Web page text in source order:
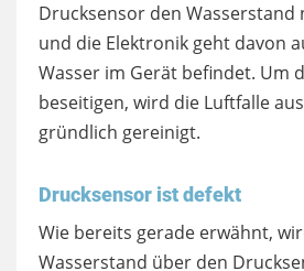
Drucksensor den
und die Elektronik geht davon
Wasser im Gerät befindet. Um
beseitigen, wird die Luftfalle
gründlich gereinigt.
Drucksensor ist defekt
Wie bereits gerade erwähnt,
Wasserstand über den